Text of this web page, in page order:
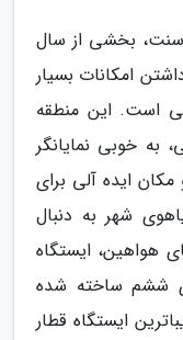
سنت، بخشی از سال
امکانات بسیار
است. این منطقه
به خوبی نمایانگر
ایده آلی برای
شهر به دنبال
هواهین، ایستگاه
ششم ساخته شده
ایستگاه قطار